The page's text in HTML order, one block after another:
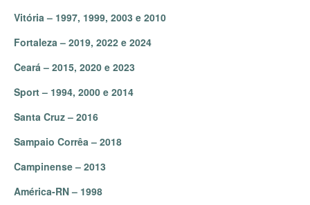
Vitória – 1997, 1999, 2003 e 2010
Fortaleza – 2019, 2022 e 2024
Ceará – 2015, 2020 e 2023
Sport – 1994, 2000 e 2014
Santa Cruz – 2016
Sampaio Corrêa – 2018
Campinense – 2013
América-RN – 1998